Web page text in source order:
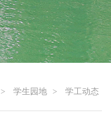
> 学生园地 > 学工动态